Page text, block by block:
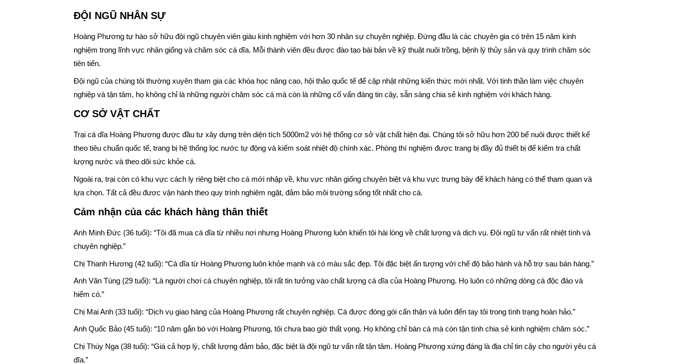
ĐỘI NGŨ NHÂN SỰ
Hoàng Phương tự hào sở hữu đội ngũ chuyên viên giàu kinh nghiệm với hơn 30 nhân sự chuyên nghiệp. Đứng đầu là các chuyên gia có trên 15 năm kinh
nghiệm trong lĩnh vực nhân giống và chăm sóc cá dĩa. Mỗi thành viên đều được đào tạo bài bản về kỹ thuật nuôi trồng, bệnh lý thủy sản và quy trình chăm sóc
tiên tiến.
Đội ngũ của chúng tôi thường xuyên tham gia các khóa học nâng cao, hội thảo quốc tế để cập nhật những kiến thức mới nhất. Với tinh thần làm việc chuyên
nghiệp và tận tâm, họ không chỉ là những người chăm sóc cá mà còn là những cố vấn đáng tin cậy, sẵn sàng chia sẻ kinh nghiệm với khách hàng.
CƠ SỞ VẬT CHẤT
Trại cá dĩa Hoàng Phương được đầu tư xây dựng trên diện tích 5000m2 với hệ thống cơ sở vật chất hiện đại. Chúng tôi sở hữu hơn 200 bể nuôi được thiết kế
theo tiêu chuẩn quốc tế, trang bị hệ thống lọc nước tự động và kiểm soát nhiệt độ chính xác. Phòng thí nghiệm được trang bị đầy đủ thiết bị để kiểm tra chất
lượng nước và theo dõi sức khỏe cá.
Ngoài ra, trại còn có khu vực cách ly riêng biệt cho cá mới nhập về, khu vực nhân giống chuyên biệt và khu vực trưng bày để khách hàng có thể tham quan và
lựa chọn. Tất cả đều được vận hành theo quy trình nghiêm ngặt, đảm bảo môi trường sống tốt nhất cho cá.
Cảm nhận của các khách hàng thân thiết
Anh Minh Đức (36 tuổi): “Tôi đã mua cá dĩa từ nhiều nơi nhưng Hoàng Phương luôn khiến tôi hài lòng về chất lượng và dịch vụ. Đội ngũ tư vấn rất nhiệt tình và
chuyên nghiệp.”
Chị Thanh Hương (42 tuổi): “Cá dĩa từ Hoàng Phương luôn khỏe mạnh và có màu sắc đẹp. Tôi đặc biệt ấn tượng với chế độ bảo hành và hỗ trợ sau bán hàng.”
Anh Văn Tùng (29 tuổi): “Là người chơi cá chuyên nghiệp, tôi rất tin tưởng vào chất lượng cá dĩa của Hoàng Phương. Họ luôn có những dòng cá độc đáo và
hiếm có.”
Chị Mai Anh (33 tuổi): “Dịch vụ giao hàng của Hoàng Phương rất chuyên nghiệp. Cá được đóng gói cẩn thận và luôn đến tay tôi trong tình trạng hoàn hảo.”
Anh Quốc Bảo (45 tuổi): “10 năm gắn bó với Hoàng Phương, tôi chưa bao giờ thất vọng. Họ không chỉ bán cá mà còn tận tình chia sẻ kinh nghiệm chăm sóc.”
Chị Thúy Nga (38 tuổi): “Giá cả hợp lý, chất lượng đảm bảo, đặc biệt là đội ngũ tư vấn rất tận tâm. Hoàng Phương xứng đáng là địa chỉ tin cậy cho người yêu cá
dĩa.”